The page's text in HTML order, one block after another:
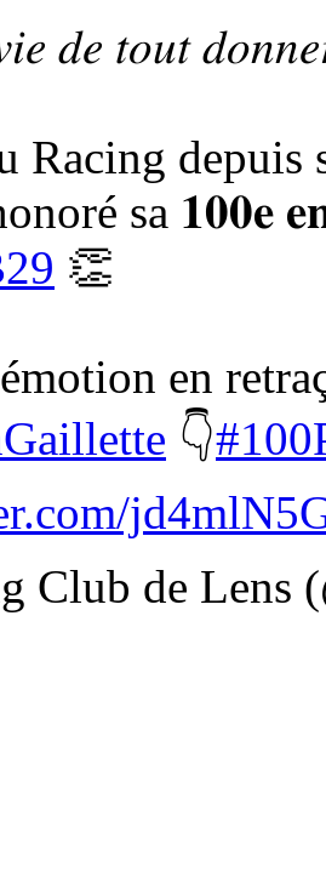
𝑑𝑒 𝑡𝑜𝑢𝑡
Racing depuis
sa 𝟏𝟎𝟎𝐞
👏
en
👇
Club de Lens